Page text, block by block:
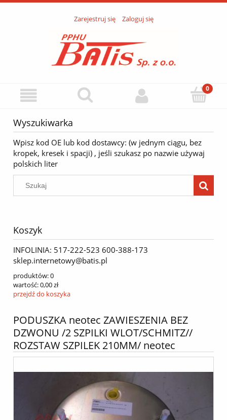
Zarejestruj się Zaloguj się
Wyszukiwarka
Wpisz kod OE lub kod dostawcy: (w jednym ciągu, bez
kropek, kresek i spacji) , jeśli szukasz po nazwie używaj
polskich liter
Koszyk
INFOLINIA: 517-222-523 600-388-173
sklep.internetowy@batis.pl
produktów:0
wartość:0,00 zł
przejdź do koszyka
PODUSZKA neotec ZAWIESZENIA BEZ
DZWONU /2 SZPILKI WLOT/SCHMITZ//
ROZSTAW SZPILEK 210MM/ neotec